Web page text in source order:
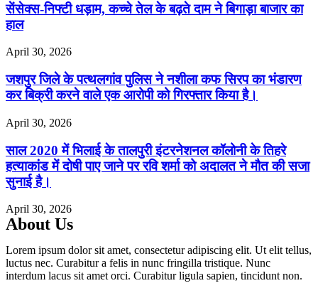
सेंसेक्स-निफ्टी धड़ाम, कच्चे तेल के बढ़ते दाम ने बिगाड़ा बाजार का
हाल
April 30, 2026
जशपुर जिले के पत्थलगांव पुलिस ने नशीला कफ सिरप का भंडारण
कर बिक्री करने वाले एक आरोपी को गिरफ्तार किया है।
April 30, 2026
साल 2020 में भिलाई के तालपुरी इंटरनेशनल कॉलोनी के तिहरे
हत्याकांड में दोषी पाए जाने पर रवि शर्मा को अदालत ने मौत की सजा
सुनाई है।
April 30, 2026
About Us
Lorem ipsum dolor sit amet, consectetur adipiscing elit. Ut elit tellus,
luctus nec. Curabitur a felis in nunc fringilla tristique. Nunc
interdum lacus sit amet orci. Curabitur ligula sapien, tincidunt non.